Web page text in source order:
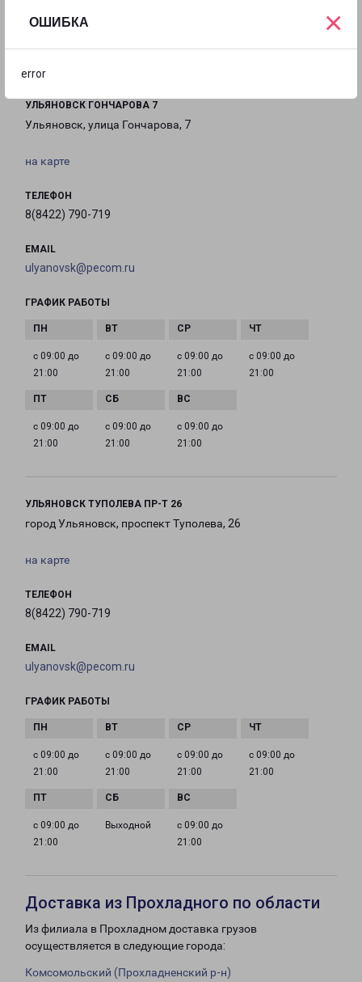
ОШИБКА
error
×
с 09:00 до
УЛЬЯНОВСК ГОНЧАРОВА 7
Ульяновск, улица Гончарова, 7
на карте
ТЕЛЕФОН
8(8422) 790-719
EMAIL
ulyanovsk@pecom.ru
ГРАФИК РАБОТЫ
с 09:00 до
21:00
с 09:00 до
21:00
с 09:00 до
21:00
с 09:00 до
21:00
с 09:00 до
21:00
с 09:00 до
21:00
с 09:00 до
21:00
УЛЬЯНОВСК ТУПОЛЕВА ПР-Т 26
город Ульяновск, проспект Туполева, 26
на карте
ТЕЛЕФОН
8(8422) 790-719
EMAIL
ulyanovsk@pecom.ru
ГРАФИК РАБОТЫ
с 09:00 до
21:00
с 09:00 до
21:00
с 09:00 до
21:00
с 09:00 до
21:00
с 09:00 до
21:00
Выходной
с 09:00 до
21:00
Доставка из Прохладного по области
Из филиала в Прохладном доставка грузов
осуществляется в следующие города:
Комсомольский (Прохладненский р-н)